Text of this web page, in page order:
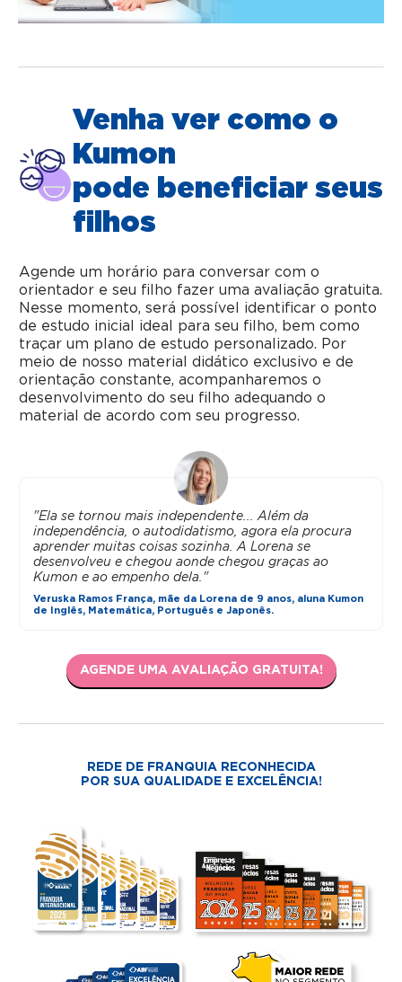
Venha ver como o
Kumon
pode beneficiar seus
filhos
Agende um horário para conversar com o
orientador e seu filho fazer uma avaliação gratuita.
Nesse momento, será possível identificar o ponto
de estudo inicial ideal para seu filho, bem como
traçar um plano de estudo personalizado. Por
meio de nosso material didático exclusivo e de
orientação constante, acompanharemos o
desenvolvimento do seu filho adequando o
material de acordo com seu progresso.
"Ela se tornou mais independente... Além da
independência, o autodidatismo, agora ela procura
aprender muitas coisas sozinha. A Lorena se
desenvolveu e chegou aonde chegou graças ao
Kumon e ao empenho dela."
Veruska Ramos França, mãe da Lorena de 9 anos, aluna Kumon
de Inglês, Matemática, Português e Japonês.
AGENDE UMA AVALIAÇÃO GRATUITA!
REDE DE FRANQUIA RECONHECIDA
POR SUA QUALIDADE E EXCELÊNCIA!